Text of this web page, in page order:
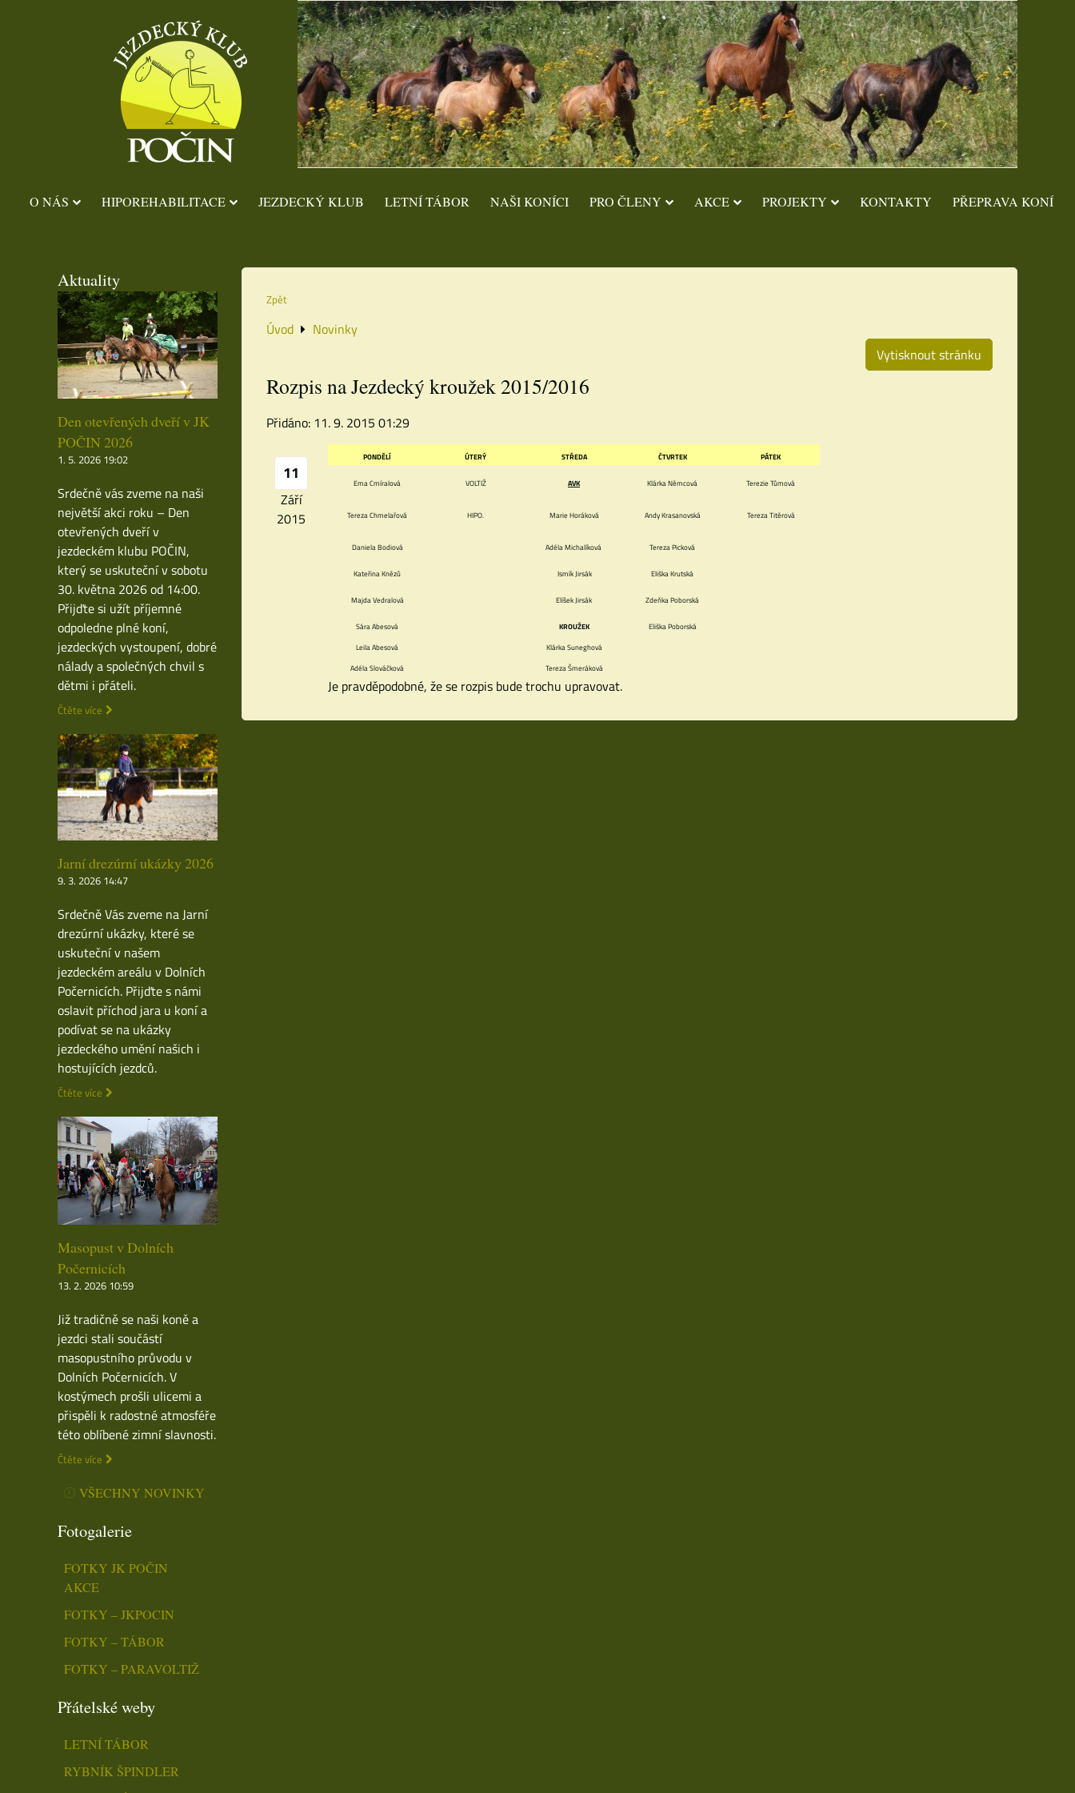
O NÁS HIPOREHABILITACE JEZDECKÝ KLUB LETNÍ TÁBOR NAŠI KONÍCI PRO ČLENY AKCE PROJEKTY KONTAKTY PŘEPRAVA KONÍ
Zpět
Úvod
Novinky
Vytisknout stránku
Rozpis na Jezdecký kroužek 2015/2016
Přidáno: 11. 9. 2015 01:29
11
Září
2015
PONDĚLÍ ÚTERÝ STŘEDA ČTVRTEK PÁTEK
Ema Cmíralová VOLTIŽ AVK Klárka Němcová Terezie Tůmová
Tereza Chmelařová HIPO. Marie Horáková Andy Krasanovská Tereza Titěrová
Daniela Bodiová Adéla Michalíková Tereza Picková
Kateřina Knězů Ismík Jirsák Eliška Krutská
Majda Vedralová Elíšek Jirsák Zdeňka Poborská
Sára Abesová KROUŽEK
Eliška Poborská
Leila Abesová
Klárka Suneghová
Adéla Slováčková
Tereza Šmeráková
Je pravděpodobné, že se rozpis bude trochu upravovat.
Aktuality
Den otevřených dveří v JK
POČIN 2026
1. 5. 2026 19:02
Srdečně vás zveme na naši
největší akci roku – Den
otevřených dveří v
jezdeckém klubu POČIN,
který se uskuteční v sobotu
30. května 2026 od 14:00.
Přijďte si užít příjemné
odpoledne plné koní,
jezdeckých vystoupení, dobré
nálady a společných chvil s
dětmi i přáteli.
Čtěte více
Jarní drezúrní ukázky 2026
9. 3. 2026 14:47
Srdečně Vás zveme na Jarní
drezúrní ukázky, které se
uskuteční v našem
jezdeckém areálu v Dolních
Počernicích. Přijďte s námi
oslavit příchod jara u koní a
podívat se na ukázky
jezdeckého umění našich i
hostujících jezdců.
Čtěte více
Masopust v Dolních
Počernicích
13. 2. 2026 10:59
Již tradičně se naši koně a
jezdci stali součástí
masopustního průvodu v
Dolních Počernicích. V
kostýmech prošli ulicemi a
přispěli k radostné atmosféře
této oblíbené zimní slavnosti.
Čtěte více
VŠECHNY NOVINKY
Fotogalerie
FOTKY JK POČIN
AKCE
FOTKY – JKPOCIN
FOTKY – TÁBOR
FOTKY – PARAVOLTIŽ
Přátelské weby
LETNÍ TÁBOR
RYBNÍK ŠPINDLER